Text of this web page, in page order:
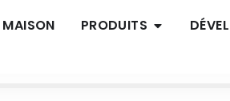
MAISON PRODUITS